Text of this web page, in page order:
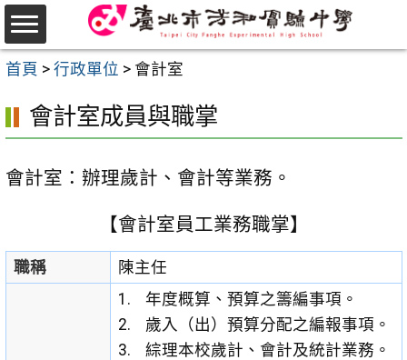
跳
至
主
容
區
首頁 > 行政單位 > 會計室
會計室成員與職掌
會計室：辦理歲計、會計等業務。
【會計室員工業務職掌】
職稱 陳主任
年度概算、預算之籌編事項。
歲入（出）預算分配之編報事項。
綜理本校歲計、會計及統計業務。
選
單